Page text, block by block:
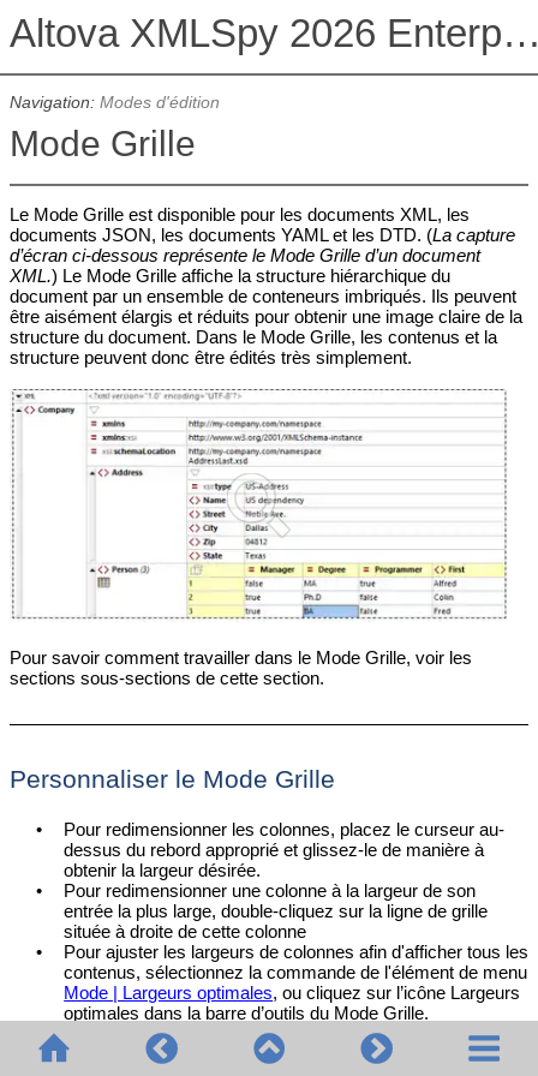
Altova XMLSpy 2026
Navigation: Modes d'édition
Mode Grille
Le Mode Grille est disponible pour les documents XML, les
documents JSON, les documents YAML et les DTD. (La capture
d’écran ci-dessous représente le Mode Grille d’un document
XML.) Le Mode Grille affiche la structure hiérarchique du
document par un ensemble de conteneurs imbriqués. Ils peuvent
être aisément élargis et réduits pour obtenir une image claire de la
structure du document. Dans le Mode Grille, les contenus et la
structure peuvent donc être édités très simplement.
Pour savoir comment travailler dans le Mode Grille, voir les
sections sous-sections de cette section.
Personnaliser le Mode Grille
•
Pour redimensionner les colonnes, placez le curseur au-
dessus du rebord approprié et glissez-le de manière à
obtenir la largeur désirée.
•
Pour redimensionner une colonne à la largeur de son
entrée la plus large, double-cliquez sur la ligne de grille
située à droite de cette colonne
•
Pour ajuster les largeurs de colonnes afin d'afficher tous les
contenus, sélectionnez la commande de l'élément de menu
Mode | Largeurs optimales, ou cliquez sur l’icône Largeurs
optimales dans la barre d’outils du Mode Grille.
Les hauteurs des cellules sont déterminées par leurs
contenus. Elles peuvent être ajustées avec l'option de